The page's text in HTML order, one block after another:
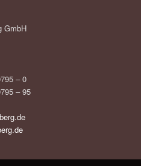
GmbH
– 0
– 95